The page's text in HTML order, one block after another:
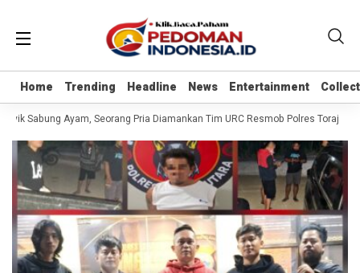
Home Trending Headline News Entertainment
Home Trending Headline News Entertainment
Sabung Ayam, Seorang Pria Diamankan Tim URC Resmob Polres Toraja